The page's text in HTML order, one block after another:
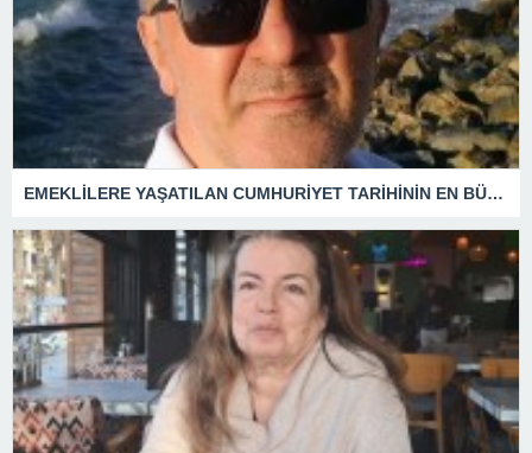
EMEKLİLERE YAŞATILAN CUMHURİYET TARİHİNİN EN BÜYÜK ZULMÜNÜN DERİN ANALİZİ !